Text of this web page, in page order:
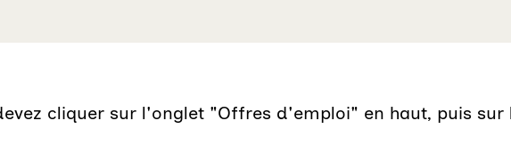
cliquer sur l'onglet "Offres d'emploi" en haut, puis